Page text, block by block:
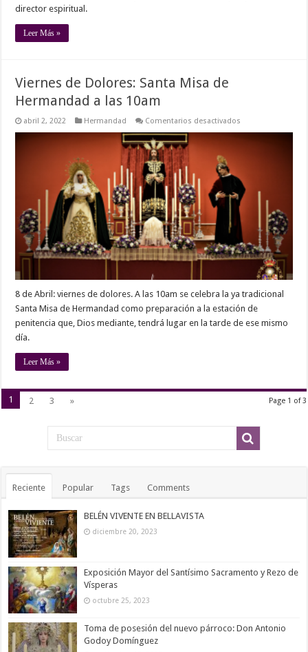
director espiritual.
Leer Más »
Viernes de Dolores: Santa Misa de
Hermandad a las 10am
abril 2, 2022 Hermandad Comentarios desactivados
de
Hermandad
a
las
8 de Abril: viernes de dolores. A las 10am se celebra la ya tradicional
Santa Misa de Hermandad como preparación a la estación de
penitencia que, Dios mediante, tendrá lugar en la tarde de ese mismo
día.
Leer Más »
Page 1 of 3
1 2 3 »
Reciente Popular Tags Comments
BELÉN VIVENTE EN BELLAVISTA
diciembre 20, 2023
Exposición Mayor del Santísimo Sacramento y Rezo de
Vísperas
octubre 25, 2023
Toma de posesión del nuevo párroco: Don Antonio
Godoy Domínguez